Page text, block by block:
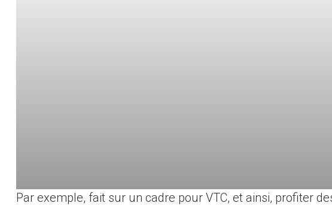
Par exemple, fait sur un cadre pour VTC, et ainsi, profiter